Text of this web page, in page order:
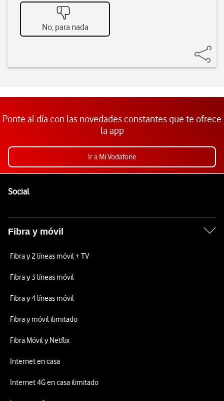
No, para nada
Ponte al día con las novedades constantes que te ofrece
la app
Ir a Mi Vodafone
SocialEnlaces a las redes sociales de Vodafone
Fibra y móvil
Fibra y 2 líneas móvil + TV
Fibra y 3 líneas móvil
Fibra y 4 líneas móvil
Fibra y móvil ilimitado
Fibra Móvil y Netflix
Internet en casa
Internet 4G en casa ilimitado